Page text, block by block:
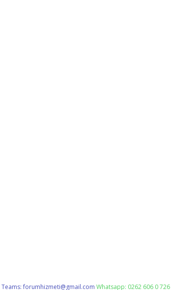
Teams:forumhizmeti@gmail.com Whatsapp: 0262 606 0 726